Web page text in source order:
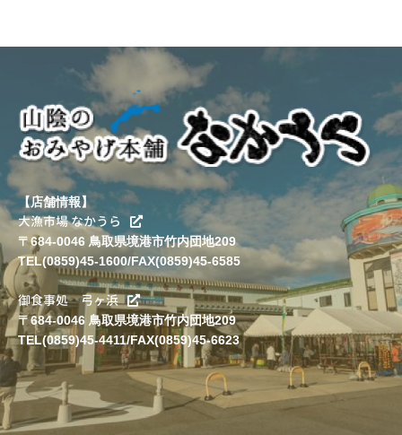
【店舗情報】
大漁市場 なかうら
〒684-0046 鳥取県境港市竹内団地209
TEL(0859)45-1600/FAX(0859)45-6585
御食事処 弓ヶ浜
〒684-0046 鳥取県境港市竹内団地209
TEL(0859)45-4411/FAX(0859)45-6623